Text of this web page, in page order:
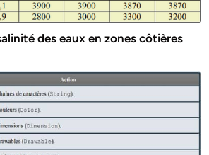
des eaux en zones côtières